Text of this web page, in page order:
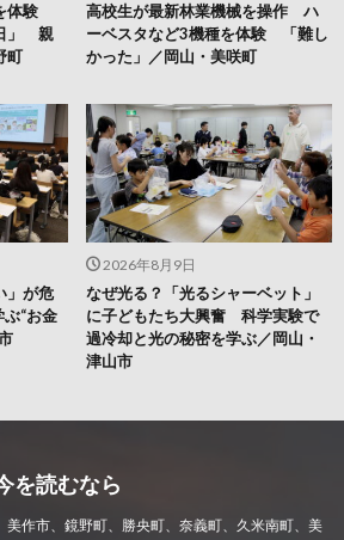
2026年8月9日
なぜ光る？「光るシャーベット」
に子どもたち大興奮 科学実験で
過冷却と光の秘密を学ぶ／岡山・
津山市
」が危
“お金
高校生が最新林業機械を操作 ハ
ーベスタなど3機種を体験 「難し
かった」／岡山・美咲町
体験
」 親
町
を読むなら
美作市、鏡野町、勝央町、奈義町、久米南町、美